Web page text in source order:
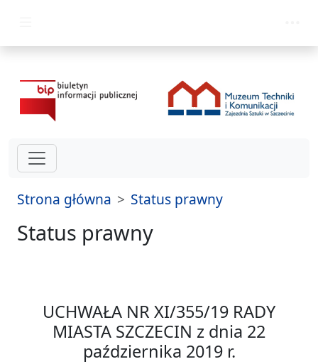
Strona główna Status prawny
Status prawny
UCHWAŁA NR XI/355/19 RADY
MIASTA SZCZECIN z dnia 22
października 2019 r.